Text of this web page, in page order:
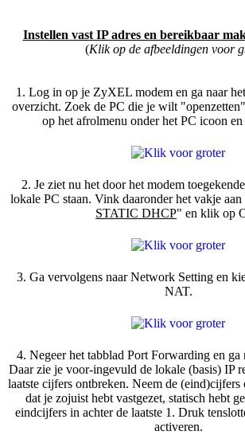
Instellen vast IP adres en bereikbaar
(Klik op de afbeeldingen voor
1. Log in op je ZyXEL modem en ga naar
overzicht. Zoek de PC die je wilt
op het afrolmenu onder het PC icoon
2. Je ziet nu het door het modem
lokale PC staan. Vink daaronder het vakje
STATIC DHCP" en klik op
3. Ga vervolgens naar Network Setting en
NAT.
4. Negeer het tabblad Port Forwarding en
Daar zie je voor-ingevuld de lokale (basis) IP
laatste cijfers ontbreken. Neem de (eind)cijfers
dat je zojuist hebt vastgezet, statisch hebt
eindcijfers in achter de laatste 1. Druk
activeren.